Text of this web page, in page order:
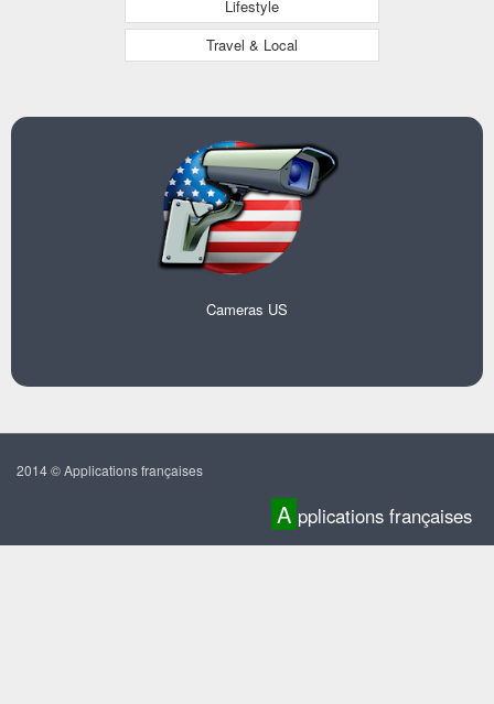
Lifestyle
Travel & Local
Cameras US
2014 © Applications françaises
A pplications françaises